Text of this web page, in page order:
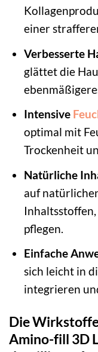
einer
Verbesserte
glättet die
Intensive
optimal mit
Trockenheit
Natürliche
auf
pflegen.
Einfache
sich leicht in
integrieren
Die
Amino-fill 3D